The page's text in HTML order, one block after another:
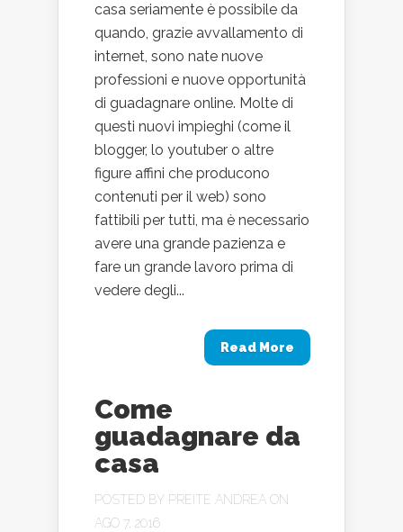
casa seriamente è possibile da
quando, grazie avvallamento di
internet, sono nate nuove
professioni e nuove opportunità
di guadagnare online. Molte di
questi nuovi impieghi (come il
blogger, lo youtuber o altre
figure affini che producono
contenuti per il web) sono
fattibili per tutti, ma è necessario
avere una grande pazienza e
fare un grande lavoro prima di
vedere degli...
Read More
Come
guadagnare da
casa
POSTED BY PREITE ANDREA ON
AGO 7, 2016